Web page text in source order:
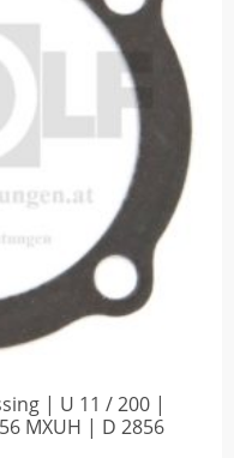
| U 11 / 200 |
MXUH | D 2856